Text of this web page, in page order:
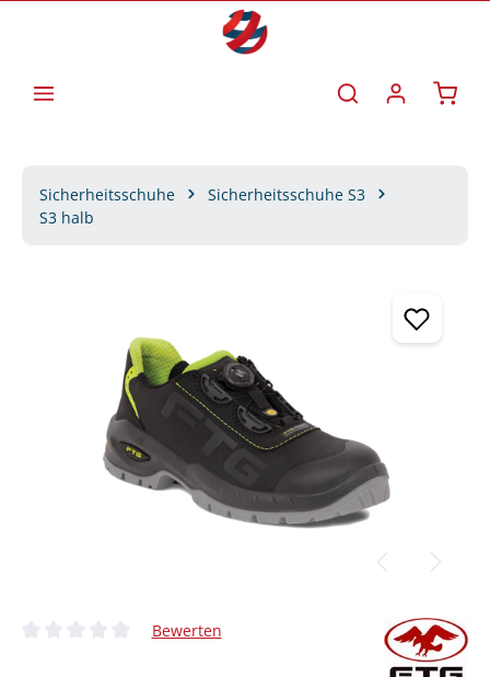
Sicherheitsschuhe
Sicherheitsschuhe S3
S3 halb
Bewerten